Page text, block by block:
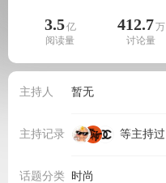
3.5亿
阅读量
412.7万
讨论量
主持人 暂无
主持记录 等主持过
话题分类 时尚